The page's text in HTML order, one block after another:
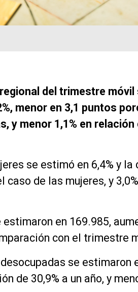
del trimestre
menor en 3,1 puntos
y menor 1,1% en
se estimó en 6,4% y la
caso de las mujeres, y
en 169.985,
con el trimestre
se estimaron
de 30,9% a un año, y